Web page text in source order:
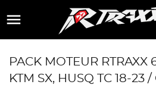

PACK MOTEUR RTRAXX
KTM SX, HUSQ TC 18-23